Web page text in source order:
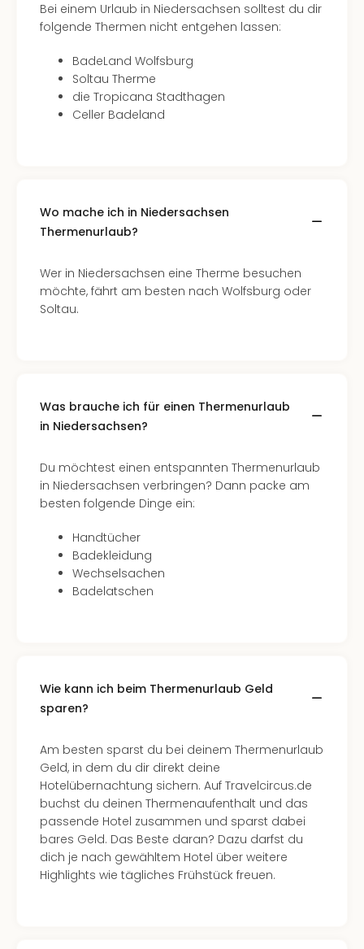
Bei einem Urlaub in Niedersachsen solltest du dir
folgende Thermen nicht entgehen lassen:
BadeLand Wolfsburg
Soltau Therme
die Tropicana Stadthagen
Celler Badeland
Wo mache ich in Niedersachsen
Thermenurlaub?
Wer in Niedersachsen eine Therme besuchen
möchte, fährt am besten nach Wolfsburg oder
Soltau.
Was brauche ich für einen Thermenurlaub
in Niedersachsen?
Du möchtest einen entspannten Thermenurlaub
in Niedersachsen verbringen? Dann packe am
besten folgende Dinge ein:
Handtücher
Badekleidung
Wechselsachen
Badelatschen
Wie kann ich beim Thermenurlaub Geld
sparen?
Am besten sparst du bei deinem Thermenurlaub
Geld, in dem du dir direkt deine
Hotelübernachtung sichern. Auf Travelcircus.de
buchst du deinen Thermenaufenthalt und das
passende Hotel zusammen und sparst dabei
bares Geld. Das Beste daran? Dazu darfst du
dich je nach gewähltem Hotel über weitere
Highlights wie tägliches Frühstück freuen.